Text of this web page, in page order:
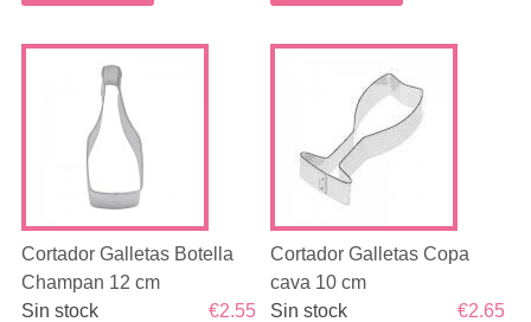
Cortador Galletas Botella
Champan 12 cm
€2.55
Sin stock
Cortador Galletas Copa
cava 10 cm
€2.65
Sin stock